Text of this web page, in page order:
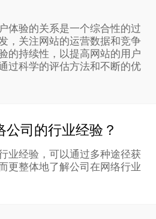
体验的关系是一个综合性的过
，关注网站的运营数据和竞争
的持续性，以提高网站的用户
过科学的评估方法和不断的优
司的行业经验？
业经验，可以通过多种途径获
更整体地了解公司在网络行业